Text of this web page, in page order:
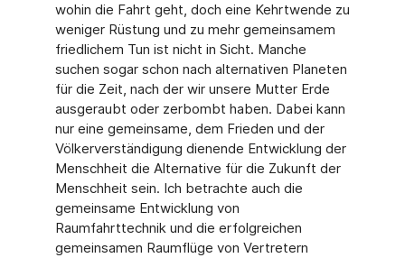
wohin die Fahrt geht, doch eine Kehrtwende zu
weni­ger Rüstung und zu mehr gemeinsamem
friedlichem Tun ist nicht in Sicht. Manche
suchen sogar schon nach alternativen Planeten
für die Zeit, nach der wir unsere Mutter Erde
aus­geraubt oder zerbombt haben. Dabei kann
nur eine gemeinsame, dem Frieden und der
Völ­kerverständigung dienende Entwicklung der
Menschheit die Alternative für die Zukunft der
Menschheit sein. Ich betrachte auch die
gemeinsame Entwicklung von
Raumfahrttechnik und die erfolgreichen
gemeinsamen Raumflüge von Vertretern